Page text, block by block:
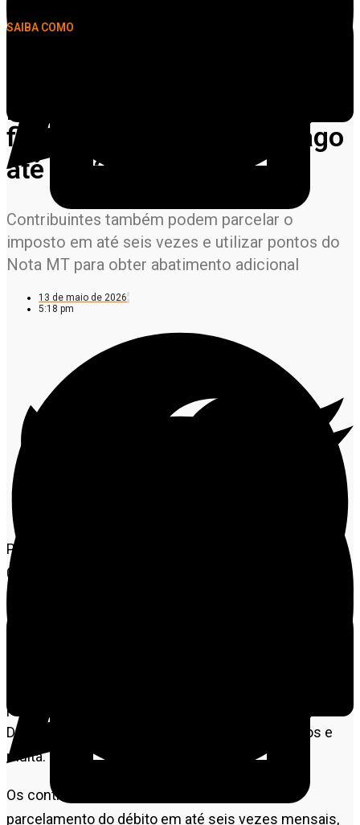
SAIBA COMO
para veículos com placas
finais 8, 9 e 0 pode ser pago
até dia 20 de maio
Contribuintes também podem parcelar o
imposto em até seis vezes e utilizar pontos do
Nota MT para obter abatimento adicional
13 de maio de 2026
5:18 pm
Proprietários de veículos com placas com finais 8, 9 e
0 têm até o dia 20 de maio para pagar o Imposto sobre
Propriedade de Veículos Automotores (IPVA) com
desconto de 3%. O benefício é concedido para
pagamento deverá ser integral e sem desconto.
Depois do vencimento, haverá incidência de juros e
multa.
Os contribuintes podem, ainda, optar pelo
parcelamento do débito em até seis vezes mensais,